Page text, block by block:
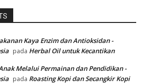
Kaya Enzim dan Antioksidan -
pada Herbal Oil untuk Kecantikan
Melalui Permainan dan Pendidikan -
pada Roasting Kopi dan Secangkir Kopi